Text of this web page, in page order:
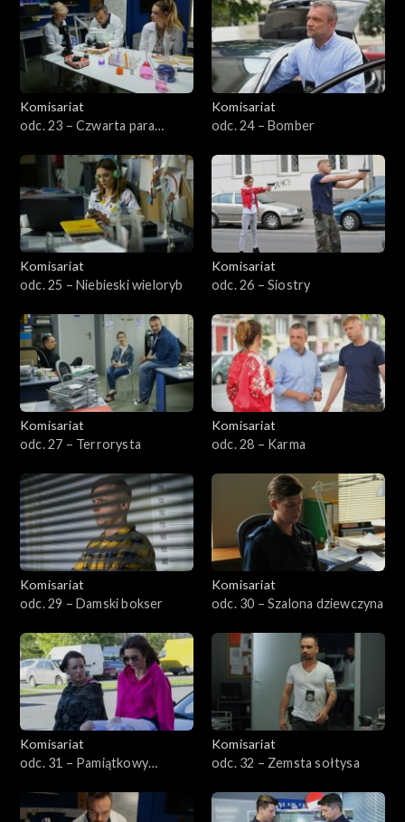
Komisariat
odc. 23 – Czwarta para
Komisariat
odc. 24 – Bomber
Komisariat
odc. 25 – Niebieski wieloryb
Komisariat
odc. 26 – Siostry
Komisariat
odc. 27 – Terrorysta
Komisariat
odc. 28 – Karma
Komisariat
odc. 29 – Damski bokser
Komisariat
odc. 30 – Szalona dziewczyna
Komisariat
odc. 31 – Pamiątkowy
Komisariat
odc. 32 – Zemsta sołtysa